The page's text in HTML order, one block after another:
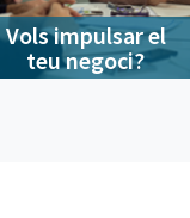
Vols impulsar el
teu negoci?